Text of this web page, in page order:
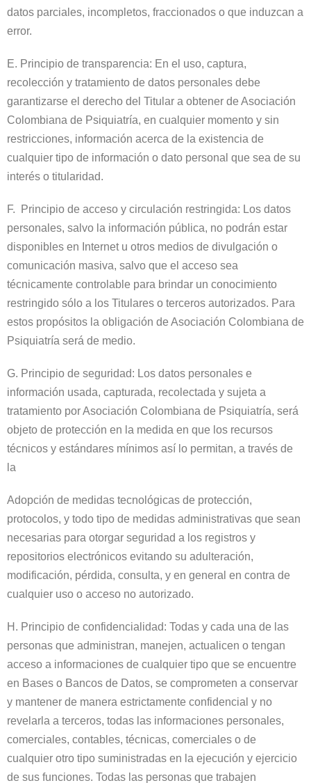
datos parciales, incompletos, fraccionados o que induzcan a
error.
E. Principio de transparencia: En el uso, captura,
recolección y tratamiento de datos personales debe
garantizarse el derecho del Titular a obtener de Asociación
Colombiana de Psiquiatría, en cualquier momento y sin
restricciones, información acerca de la existencia de
cualquier tipo de información o dato personal que sea de su
interés o titularidad.
F. Principio de acceso y circulación restringida: Los datos
personales, salvo la información pública, no podrán estar
disponibles en Internet u otros medios de divulgación o
comunicación masiva, salvo que el acceso sea
técnicamente controlable para brindar un conocimiento
restringido sólo a los Titulares o terceros autorizados. Para
estos propósitos la obligación de Asociación Colombiana de
Psiquiatría será de medio.
G. Principio de seguridad: Los datos personales e
información usada, capturada, recolectada y sujeta a
tratamiento por Asociación Colombiana de Psiquiatría, será
objeto de protección en la medida en que los recursos
técnicos y estándares mínimos así lo permitan, a través de
la
Adopción de medidas tecnológicas de protección,
protocolos, y todo tipo de medidas administrativas que sean
necesarias para otorgar seguridad a los registros y
repositorios electrónicos evitando su adulteración,
modificación, pérdida, consulta, y en general en contra de
cualquier uso o acceso no autorizado.
H. Principio de confidencialidad: Todas y cada una de las
personas que administran, manejen, actualicen o tengan
acceso a informaciones de cualquier tipo que se encuentre
en Bases o Bancos de Datos, se comprometen a conservar
y mantener de manera estrictamente confidencial y no
revelarla a terceros, todas las informaciones personales,
comerciales, contables, técnicas, comerciales o de
cualquier otro tipo suministradas en la ejecución y ejercicio
de sus funciones. Todas las personas que trabajen